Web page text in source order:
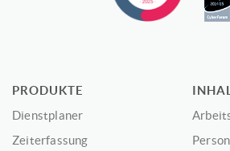
PRODUKTE
Dienstplaner
Zeiterfassung